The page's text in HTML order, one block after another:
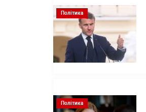
Політика
Політика